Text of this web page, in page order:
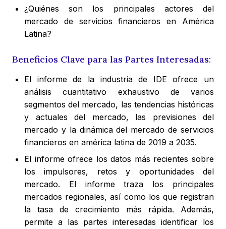
¿Quiénes son los principales actores del
mercado de servicios financieros en América
Latina?
Beneficios Clave para las Partes Interesadas:
El informe de la industria de IDE ofrece un
análisis cuantitativo exhaustivo de varios
segmentos del mercado, las tendencias históricas
y actuales del mercado, las previsiones del
mercado y la dinámica del mercado de servicios
financieros en américa latina de 2019 a 2035.
El informe ofrece los datos más recientes sobre
los impulsores, retos y oportunidades del
mercado. El informe traza los principales
mercados regionales, así como los que registran
la tasa de crecimiento más rápida. Además,
permite a las partes interesadas identificar los